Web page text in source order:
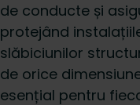
de conducte și
protejând
slăbiciunilor
de orice
esențial pentru